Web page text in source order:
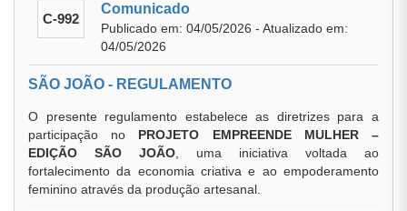
C-992
Comunicado
Publicado em: 04/05/2026 - Atualizado em:
04/05/2026
SÃO JOÃO - REGULAMENTO
O presente regulamento estabelece as diretrizes para a
participação no PROJETO EMPREENDE MULHER –
EDIÇÃO SÃO JOÃO , uma iniciativa voltada ao
fortalecimento da economia criativa e ao empoderamento
feminino através da produção artesanal.